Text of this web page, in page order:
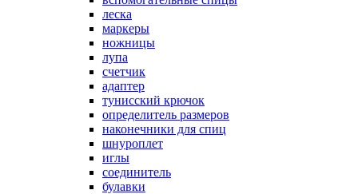
леска
маркеры
ножницы
лупа
счетчик
адаптер
тунисский крючок
определитель размеров
наконечники для спиц
шнуроплет
иглы
соединитель
булавки